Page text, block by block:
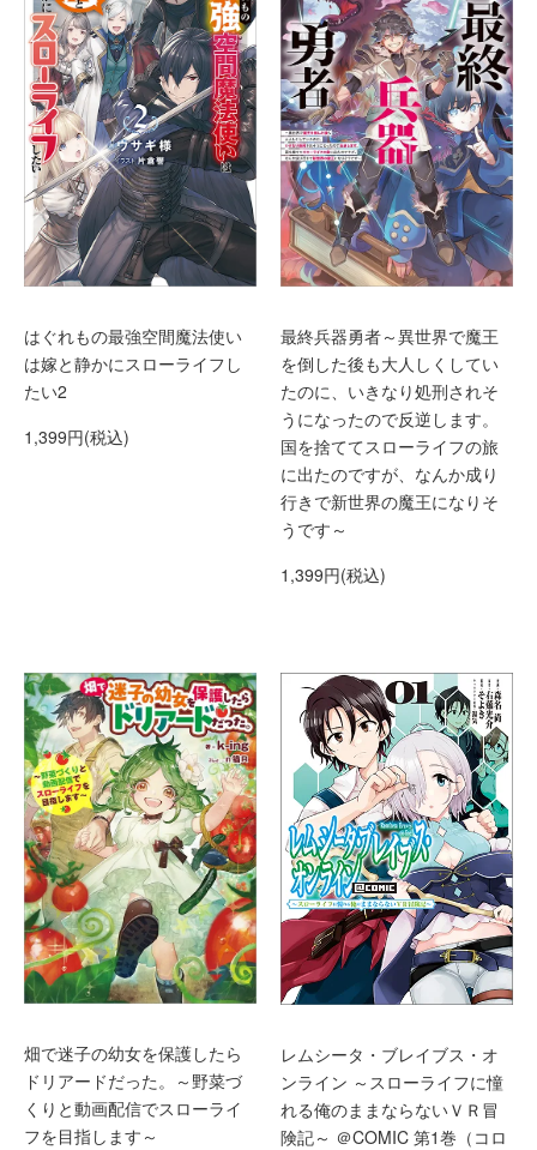
はぐれもの最強空間魔法使い
は嫁と静かにスローライフし
たい2
1,399円(税込)
最終兵器勇者～異世界で魔王
を倒した後も大人しくしてい
たのに、いきなり処刑されそ
うになったので反逆します。
国を捨ててスローライフの旅
に出たのですが、なんか成り
行きで新世界の魔王になりそ
うです～
1,399円(税込)
畑で迷子の幼女を保護したら
ドリアードだった。～野菜づ
くりと動画配信でスローライ
フを目指します～
レムシータ・ブレイブス・オ
ンライン ～スローライフに憧
れる俺のままならないＶＲ冒
険記～ ＠COMIC 第1巻（コロ